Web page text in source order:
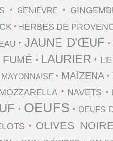
* GENIÈVRE *
* HERBES DE
* JAUNE D’ŒUF *
* LAURIER *
MAYONNAISE * MAÏZENA*
MOZZARELLA * NAVETS *
* OEUFS * OEUFS
* OLIVES